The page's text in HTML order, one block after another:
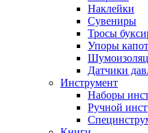
Наклейки
Сувениры
Тросы
Упоры
Датчики
Инструмент
Наборы
Ручной